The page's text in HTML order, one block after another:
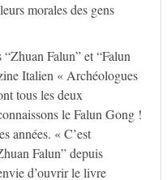
morales des gens
Falun” et “Falun
Italien « Archéologues
tous les deux
le Falun Gong !
années. « C’est
Falun” depuis
d’ouvrir le livre